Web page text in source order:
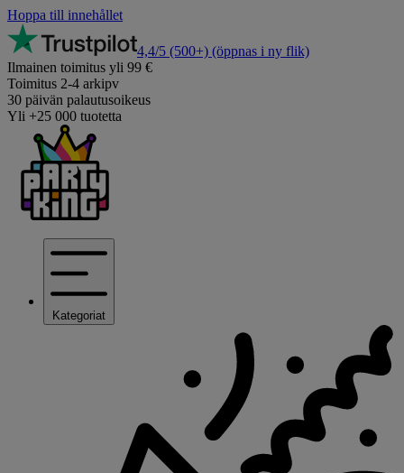
Hoppa till innehållet
4,4/5 (500+) (öppnas i ny flik)
Ilmainen toimitus yli 99 €
Toimitus 2-4 arkipv
30 päivän palautusoikeus
Yli +25 000 tuotetta
Kategoriat